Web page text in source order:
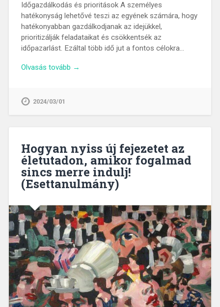
Időgazdálkodás és prioritások A személyes
hatékonyság lehetővé teszi az egyének számára, hogy
hatékonyabban gazdálkodjanak az idejükkel,
prioritizálják feladataikat és csökkentsék az
időpazarlást. Ezáltal több idő jut a fontos célokra…
Olvasás tovább →
2024/03/01
Hogyan nyiss új fejezetet az
életutadon, amikor fogalmad
sincs merre indulj!
(Esettanulmány)